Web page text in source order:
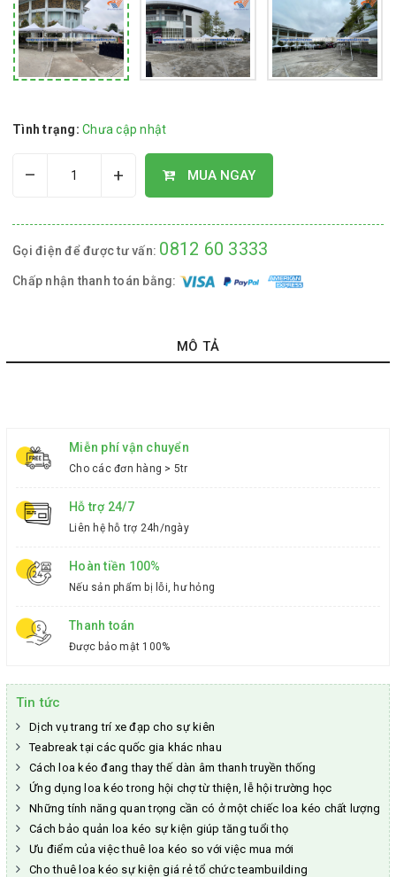
Tình trạng: Chưa cập nhật
– + MUA NGAY
Gọi điện để được tư vấn: 0812 60 3333
Chấp nhận thanh toán bằng:
MÔ TẢ
Miễn phí vận chuyển
Cho các đơn hàng > 5tr
Hỗ trợ 24/7
Liên hệ hỗ trợ 24h/ngày
Hoàn tiền 100%
Nếu sản phẩm bị lỗi, hư hỏng
Thanh toán
Được bảo mật 100%
Tin tức
Dịch vụ trang trí xe đạp cho sự kiên
Teabreak tại các quốc gia khác nhau
Cách loa kéo đang thay thế dàn âm thanh truyền thống
Ứng dụng loa kéo trong hội chợ từ thiện, lễ hội trường học
Những tính năng quan trọng cần có ở một chiếc loa kéo chất lượng
Cách bảo quản loa kéo sự kiện giúp tăng tuổi thọ
Ưu điểm của việc thuê loa kéo so với việc mua mới
Cho thuê loa kéo sự kiện giá rẻ tổ chức teambuilding